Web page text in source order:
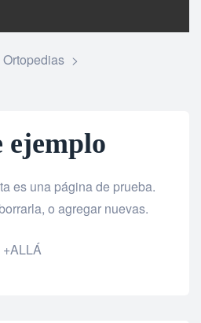
>
ejemplo
es una página de prueba.
o agregar nuevas.